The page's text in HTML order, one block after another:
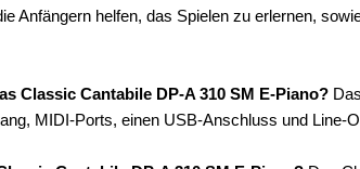
Anfängern helfen, das Spielen zu erlernen,
Classic Cantabile DP-A 310 SM E-Piano?
MIDI-Ports, einen USB-Anschluss und Line-